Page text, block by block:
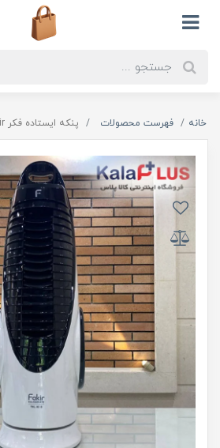
خانه فهرست محصولات پنکه ایستاده فکر Fakir مدل TVL90 S